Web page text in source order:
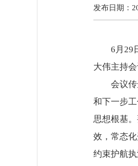
发布日期：
6月29
大伟主持会
会议
和下一步
思想根基
效，常态
约束护航